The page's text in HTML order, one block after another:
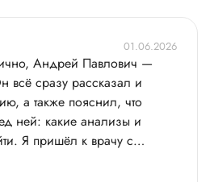
01.06.2026
Андрей Павлович —
всё сразу рассказал и
а также пояснил, что
ней: какие анализы и
Я пришёл к врачу с
их изучил. Кроме того,